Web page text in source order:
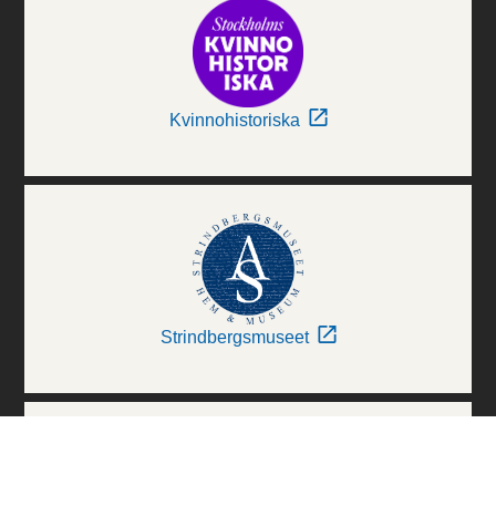
Kvinnohistoriska
Strindbergsmuseet